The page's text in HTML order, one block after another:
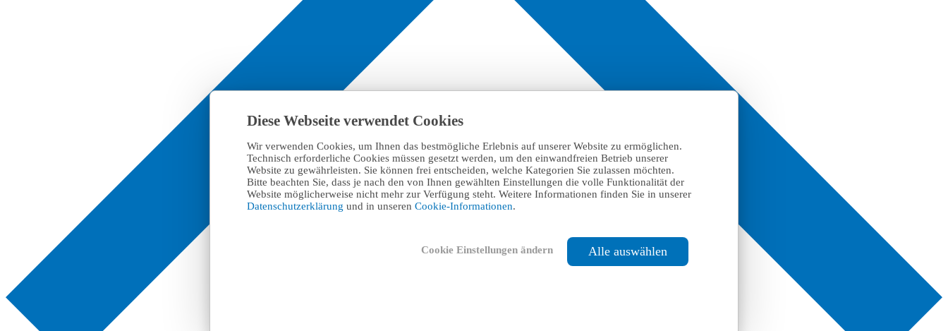
Diese Webseite verwendet Cookies
Wir verwenden Cookies, um Ihnen das bestmögliche Erlebnis auf unserer Website zu ermöglichen.
Technisch erforderliche Cookies müssen gesetzt werden, um den einwandfreien Betrieb unserer
Website zu gewährleisten. Sie können frei entscheiden, welche Kategorien Sie zulassen möchten.
Bitte beachten Sie, dass je nach den von Ihnen gewählten Einstellungen die volle Funktionalität der
Website möglicherweise nicht mehr zur Verfügung steht. Weitere Informationen finden Sie in unserer
Datenschutzerklärung und in unseren Cookie-Informationen.
Cookie Einstellungen ändern Alle auswählen